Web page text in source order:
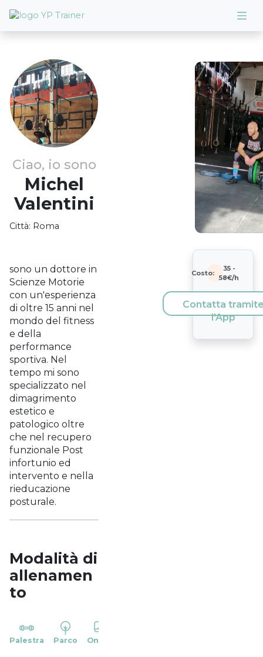
Ciao, io sono
Michel
Valentini
Città: Roma
sono un dottore in
Scienze Motorie
con un'esperienza
di oltre 15 anni nel
mondo del fitness
e della
performance
sportiva. Nel
tempo mi sono
specializzato nel
dimagrimento
estetico e
patologico oltre
che nel recupero
funzionale Post
infortunio ed
intervento e nella
rieducazione
posturale.
Modalità di
allenamen
to
Palestra Parco Online
Costo:
35-
58€/h
Contatta
l'App